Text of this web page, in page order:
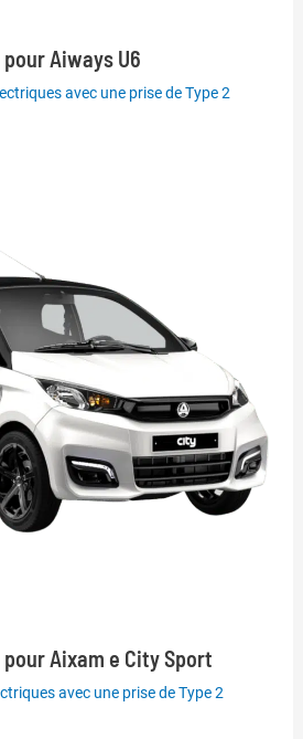
Aiways U6
avec une prise de Type 2
Aixam e City Sport
avec une prise de Type 2